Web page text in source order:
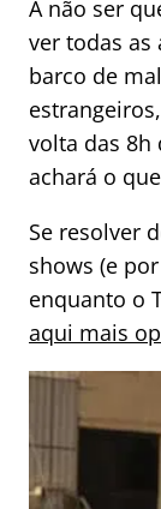
A não ser
ver todas as
barco de
volta das 8h
achará o
Se resolver
shows (e
enquanto o
aqui mais